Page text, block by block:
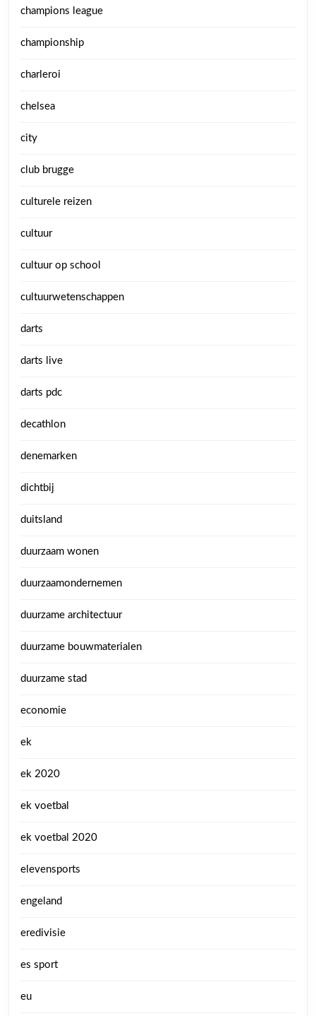
champions league
championship
charleroi
chelsea
city
club brugge
culturele reizen
cultuur
cultuur op school
cultuurwetenschappen
darts
darts live
darts pdc
decathlon
denemarken
dichtbij
duitsland
duurzaam wonen
duurzaamondernemen
duurzame architectuur
duurzame bouwmaterialen
duurzame stad
economie
ek
ek 2020
ek voetbal
ek voetbal 2020
elevensports
engeland
eredivisie
es sport
eu